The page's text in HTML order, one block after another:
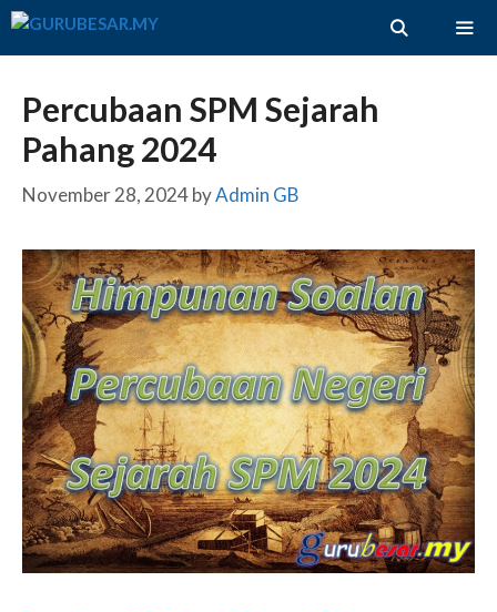
Skip
Percubaan SPM Sejarah
Pahang 2024
November 28, 2024byAdmin GB